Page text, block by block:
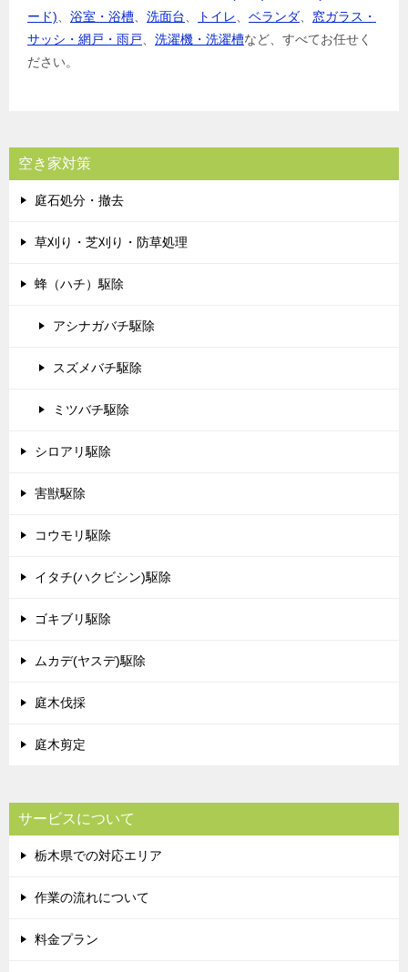
ード)
浴室・浴槽 洗面台 トイレ ベランダ
窓ガラス・
サッシ・網戸・雨戸
洗濯機・洗濯槽など、すべてお任せく
ださい。
空き家対策
庭石処分・撤去
草刈り・芝刈り・防草処理
蜂（ハチ）駆除
アシナガバチ駆除
スズメバチ駆除
ミツバチ駆除
シロアリ駆除
害獣駆除
コウモリ駆除
イタチ(ハクビシン)駆除
ゴキブリ駆除
ムカデ(ヤスデ)駆除
庭木伐採
庭木剪定
サービスについて
栃木県での対応エリア
作業の流れについて
料金プラン